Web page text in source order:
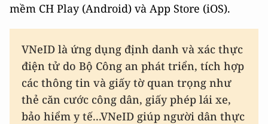
mềm CH Play (Android) và App Store (iOS).
VNeID là ứng dụng định danh và xác thực
điện tử do Bộ Công an phát triển, tích hợp
các thông tin và giấy tờ quan trọng như
thẻ căn cước công dân, giấy phép lái xe,
bảo hiểm y tế...VNeID giúp người dân thực